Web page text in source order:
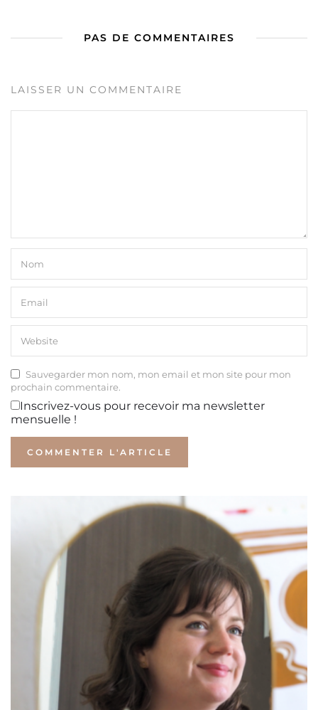
PAS DE COMMENTAIRES
LAISSER UN COMMENTAIRE
Sauvegarder mon nom, mon email et mon site pour mon
prochain commentaire.
Inscrivez-vous pour recevoir ma newsletter
mensuelle !